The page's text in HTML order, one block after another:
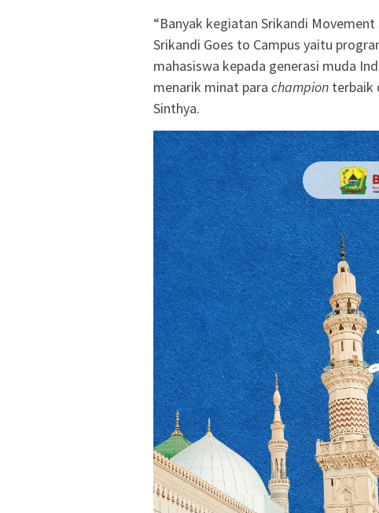
“Banyak kegiatan Srikandi
Srikandi Goes to Campus yaitu
mahasiswa kepada generasi muda
menarik minat para champion terbaik
Sinthya.